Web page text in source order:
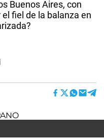
Buenos Aires, con
fiel de la balanza en